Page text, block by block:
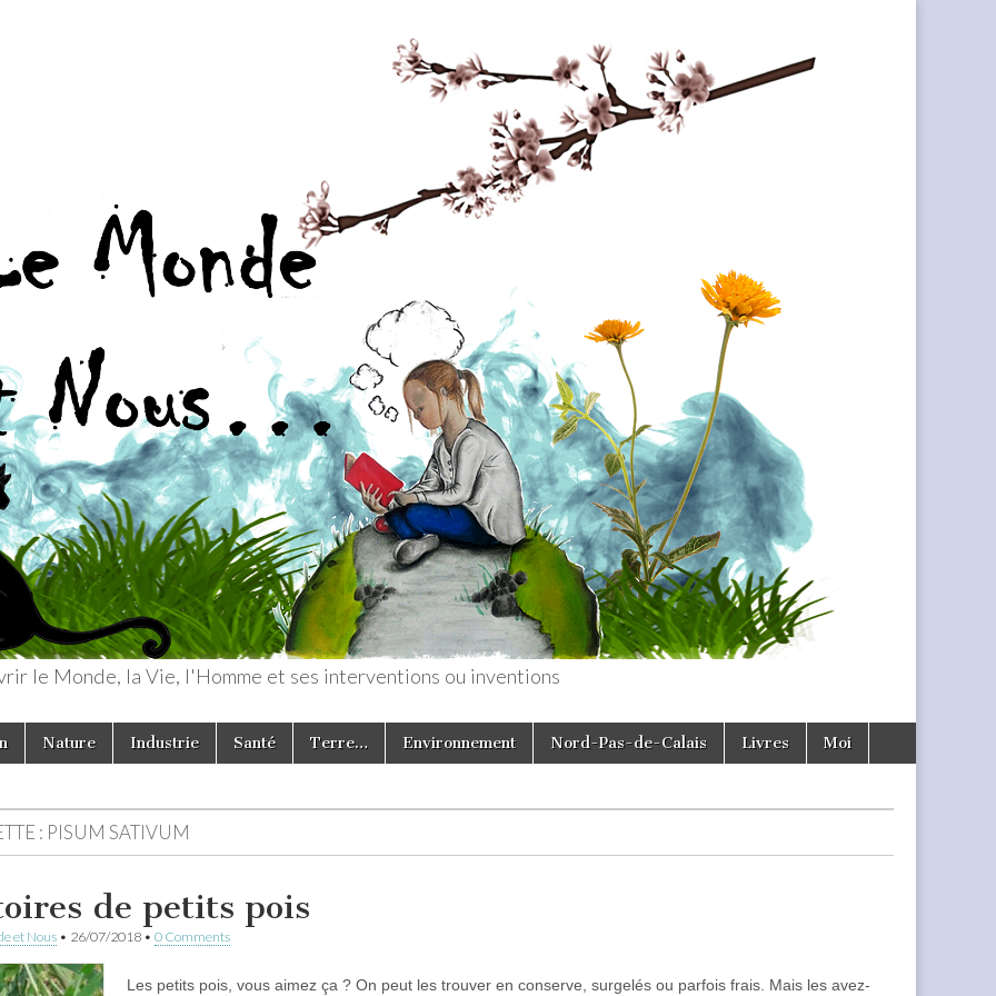
le Monde, la Vie, l'Homme et ses interventions ou inventions
Nature Industrie Santé Terre… Environnement Nord-Pas-de-Calais Livres Moi
: PISUM SATIVUM
de petits pois
et Nous • 26/07/2018 • 0 Comments
Les petits pois, vous aimez ça ? On peut les trouver en conserve, surgelés ou parfois frais. Mais les avez-